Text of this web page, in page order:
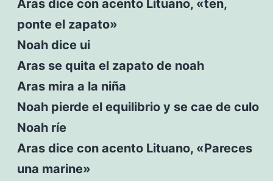
Aras dice con acento Lituano, «ten,
ponte el zapato»
Noah dice ui
Aras se quita el zapato de noah
Aras mira a la niña
Noah pierde el equilibrio y se cae de culo
Noah ríe
Aras dice con acento Lituano, «Pareces
una marine»